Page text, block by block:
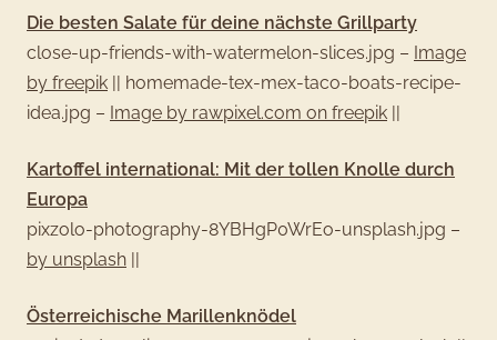
Die besten Salate für deine nächste Grillparty
close-up-friends-with-watermelon-slices.jpg – Image
by freepik
homemade-tex-mex-taco-boats-recipe-
idea.jpg – Image by rawpixel.com on freepik
Kartoffel international: Mit der tollen Knolle durch
Europa
pixzolo-photography-8YBHgP0WrEo-unsplash.jpg –
by unsplash
Österreichische Marillenknödel